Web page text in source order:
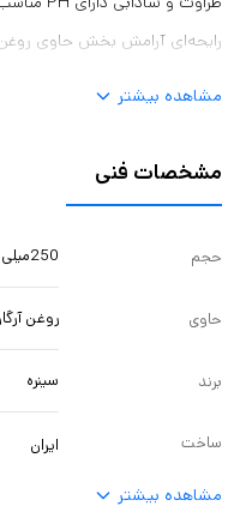
رایحه‌ای آرامش بخش حاوی روغن
مشاهده بیشتر
مشخصات فنی
حجم 250میلی
حاوی روغن
برند سینره
ساخت ایران
مشاهده بیشتر